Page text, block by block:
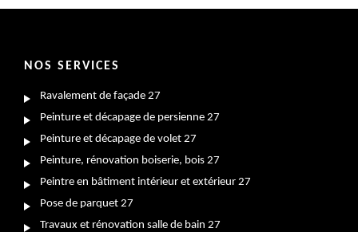
NOS SERVICES
Ravalement de façade 27
Peinture et décapage de persienne 27
Peinture et décapage de volet 27
Peinture, rénovation boiserie, bois 27
Peintre en bâtiment intérieur et extérieur 27
Pose de parquet 27
Travaux et rénovation salle de bain 27